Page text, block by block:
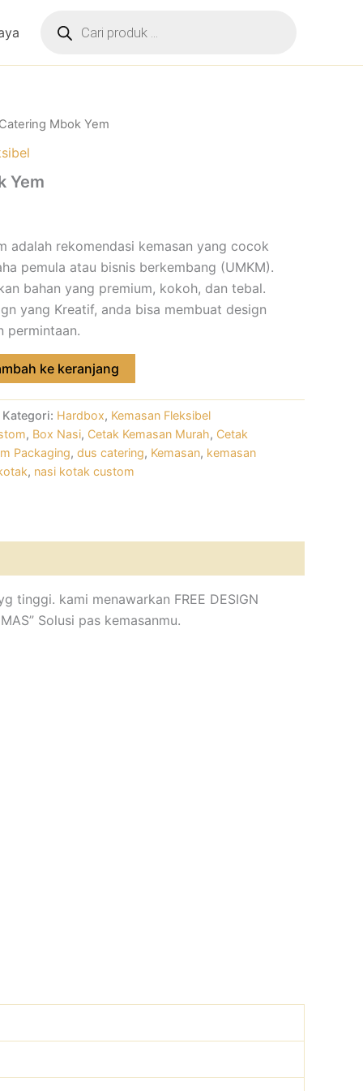
search
Mbok Yem
Yem
adalah rekomendasi kemasan yang cocok
pemula atau bisnis berkembang (UMKM).
bahan yang premium, kokoh, dan tebal.
yang Kreatif, anda bisa membuat design
permintaan.
ke keranjang
Kategori: Hardbox, Kemasan Fleksibel
, Box Nasi, Cetak Kemasan Murah, Cetak
Packaging, dus catering, Kemasan, kemasan
, nasi kotak custom
tinggi. kami menawarkan FREE DESIGN
Solusi pas kemasanmu.